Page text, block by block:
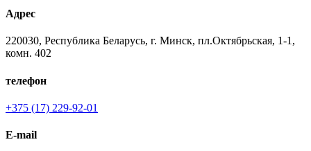
Адрес
220030, Республика Беларусь, г. Минск, пл.Октябрьская, 1-1,
комн. 402
телефон
+375 (17) 229-92-01
E-mail